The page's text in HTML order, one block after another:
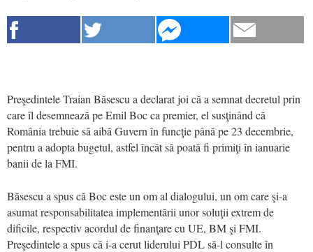
Preşedintele Traian Băsescu a declarat joi că a semnat decretul prin
care îl desemnează pe Emil Boc ca premier, el susţinând că
România trebuie să aibă Guvern în funcţie până pe 23 decembrie,
pentru a adopta bugetul, astfel încât să poată fi primiţi în ianuarie
banii de la FMI.
Băsescu a spus că Boc este un om al dialogului, un om care şi-a
asumat responsabilitatea implementării unor soluţii extrem de
dificile, respectiv acordul de finanţare cu UE, BM şi FMI.
Preşedintele a spus că i-a cerut liderului PDL să-l consulte în